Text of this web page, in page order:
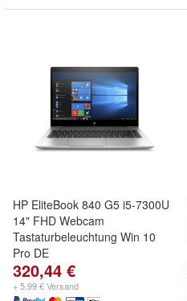
HP EliteBook 840 G5 i5-7300U
14" FHD Webcam
Tastaturbeleuchtung Win 10
Pro DE
320,44 €
+ 5,99 € Versand